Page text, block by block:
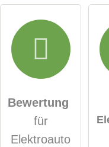
Hiermit
genommen.
öffentliche
Bewertung
für
Elektroauto